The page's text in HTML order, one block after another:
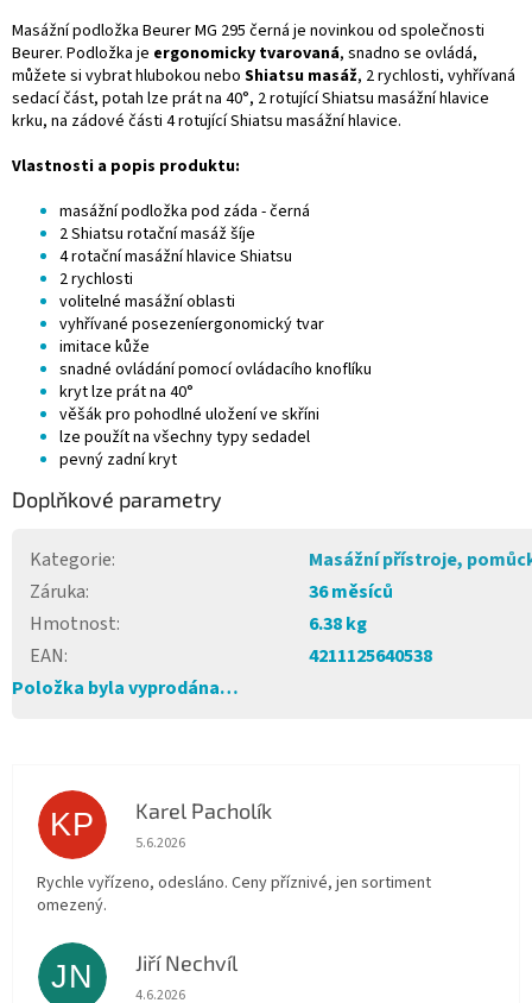
Masážní podložka Beurer MG 295 černá je novinkou od společnosti
Beurer. Podložka je ergonomicky tvarovaná, snadno se ovládá,
můžete si vybrat hlubokou nebo Shiatsu masáž, 2 rychlosti, vyhřívaná
sedací část, potah lze prát na 40°, 2 rotující Shiatsu masážní hlavice
krku, na zádové části 4 rotující Shiatsu masážní hlavice.
Vlastnosti a popis produktu:
masážní podložka pod záda - černá
2 Shiatsu rotační masáž šíje
4 rotační masážní hlavice Shiatsu
2 rychlosti
volitelné masážní oblasti
vyhřívané posezeníergonomický tvar
imitace kůže
snadné ovládání pomocí ovládacího knoflíku
kryt lze prát na 40°
věšák pro pohodlné uložení ve skříni
lze použít na všechny typy sedadel
pevný zadní kryt
Doplňkové parametry
Kategorie:
Masážní přístroje,
Záruka:
36 měsíců
Hmotnost:
6.38 kg
EAN:
4211125640538
Položka byla vyprodána…
KP Karel Pacholík
Hodnocení obchodu je 4 z 5 hvězdiček.
5.6.2026
Rychle vyřízeno, odesláno. Ceny příznivé, jen sortiment
omezený.
JN Jiří Nechvíl
Hodnocení obchodu je 5 z 5 hvězdiček.
4.6.2026